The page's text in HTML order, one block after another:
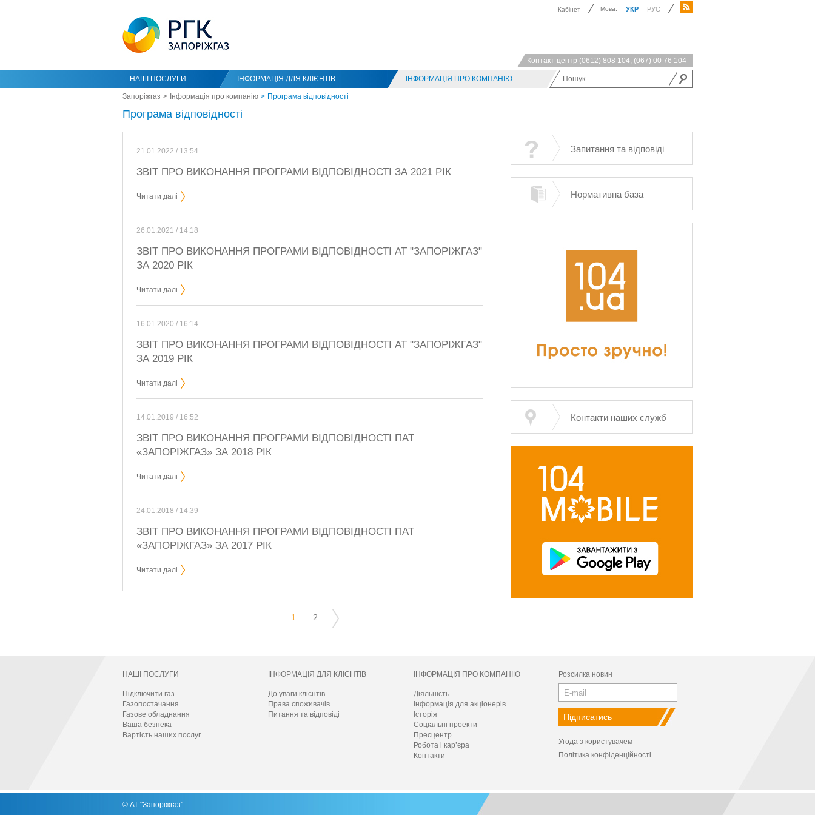
Кабінет Мова: УКР РУС
Контакт-центр (0612) 808 104, (067) 00 76 104
НАШІ ПОСЛУГИ ІНФОРМАЦІЯ ДЛЯ КЛІЄНТІВ ІНФОРМАЦІЯ ПРО КОМПАНІЮ
Запоріжгаз Інформація про компанію Програма відповідності
Програма відповідності
21.01.2022 / 13:54
ЗВІТ ПРО ВИКОНАННЯ ПРОГРАМИ ВІДПОВІДНОСТІ ЗА 2021 РІК
Читати далі
26.01.2021 / 14:18
ЗВІТ ПРО ВИКОНАННЯ ПРОГРАМИ ВІДПОВІДНОСТІ АТ "ЗАПОРІЖГАЗ"
ЗА 2020 РІК
Читати далі
16.01.2020 / 16:14
ЗВІТ ПРО ВИКОНАННЯ ПРОГРАМИ ВІДПОВІДНОСТІ АТ "ЗАПОРІЖГАЗ"
ЗА 2019 РІК
Читати далі
14.01.2019 / 16:52
ЗВІТ ПРО ВИКОНАННЯ ПРОГРАМИ ВІДПОВІДНОСТІ ПАТ
«ЗАПОРІЖГАЗ» ЗА 2018 РІК
Читати далі
24.01.2018 / 14:39
ЗВІТ ПРО ВИКОНАННЯ ПРОГРАМИ ВІДПОВІДНОСТІ ПАТ
«ЗАПОРІЖГАЗ» ЗА 2017 РІК
Читати далі
1 2
Запитання та відповіді
Нормативна база
Контакти наших служб
НАШІ ПОСЛУГИ
Підключити газ
Газопостачання
Газове обладнання
Ваша безпека
Вартість наших послуг
ІНФОРМАЦІЯ ДЛЯ КЛІЄНТІВ
До уваги клієнтів
Права споживачів
Питання та відповіді
ІНФОРМАЦІЯ ПРО КОМПАНІЮ
Діяльність
Інформація для акціонерів
Історія
Соціальні проекти
Пресцентр
Робота і кар’єра
Контакти
Розсилка новин
Угода з користувачем
Політика конфіденційності
© АТ "Запоріжгаз"